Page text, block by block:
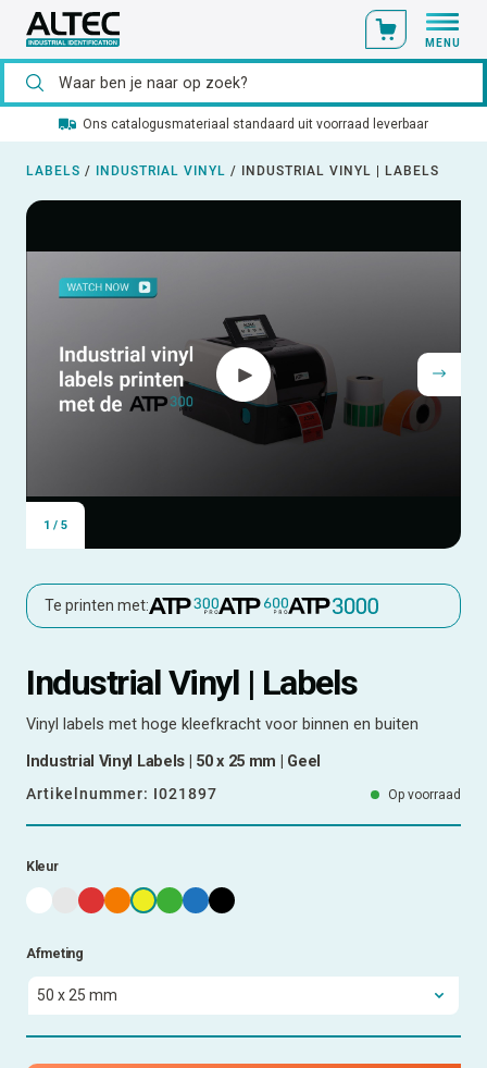
MENU
Ons catalogusmateriaal standaard uit voorraad leverbaar
LABELS / INDUSTRIAL VINYL / INDUSTRIAL VINYL | LABELS
1 / 5
Te printen met:
Industrial Vinyl | Labels
Vinyl labels met hoge kleefkracht voor binnen en buiten
Industrial Vinyl Labels | 50 x 25 mm | Geel
Artikelnummer: I021897 Op voorraad
Kleur
Afmeting